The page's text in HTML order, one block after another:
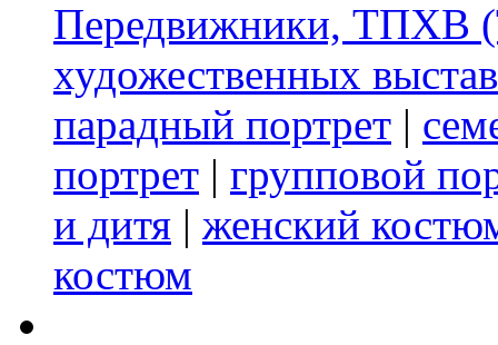
Передвижники, ТПХВ
художественных
парадный портрет |
портрет | групповой
и дитя | женский
костюм